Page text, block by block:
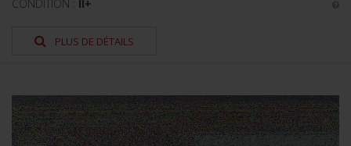
CONDITION : II+
PLUS DE DÉTAILS